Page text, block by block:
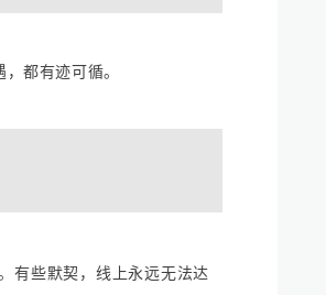
都有迹可循。
有些默契，线上永远无法达